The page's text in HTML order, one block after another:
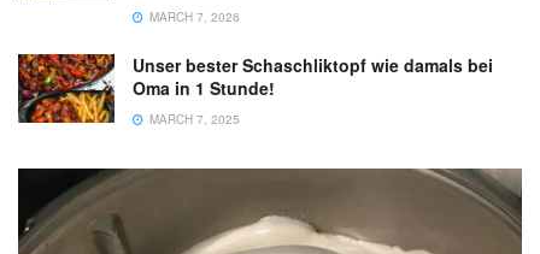
MARCH 7, 2026
Unser bester Schaschliktopf wie damals bei
Oma in 1 Stunde!
MARCH 7, 2025